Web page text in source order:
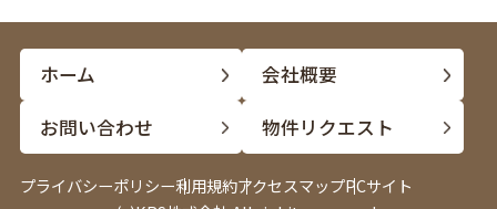
ホーム
会社概要
お問い合わせ
物件リクエスト
プライバシーポリシー利用規約アクセスマップPCサイト